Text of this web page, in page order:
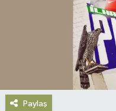
Paylaş
Haberde İnsan
Kültür-Sanat
Podcast